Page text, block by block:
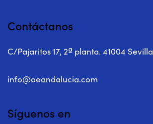
Contáctanos
C/Pajaritos 17, 2ª planta. 41004 Sevilla
info@oeandalucia.com
Síguenos en